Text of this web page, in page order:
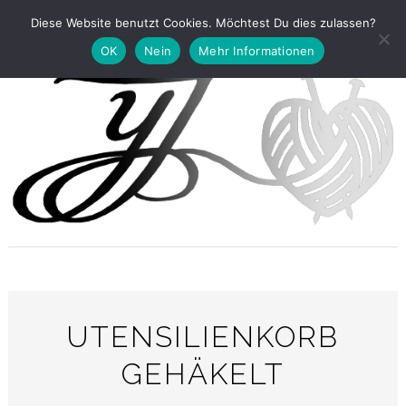
UTENSILIENKORB
GEHÄKELT
Diese Website benutzt Cookies. Möchtest Du dies zulassen?
OK
Nein Mehr Informationen